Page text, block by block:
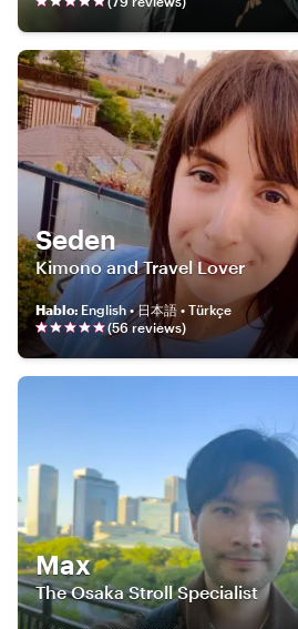
Seden
Kimono and Travel Lover
Hablo: English • 日本語 • Türkçe
(56 reviews)
Max
The Osaka Stroll Specialist